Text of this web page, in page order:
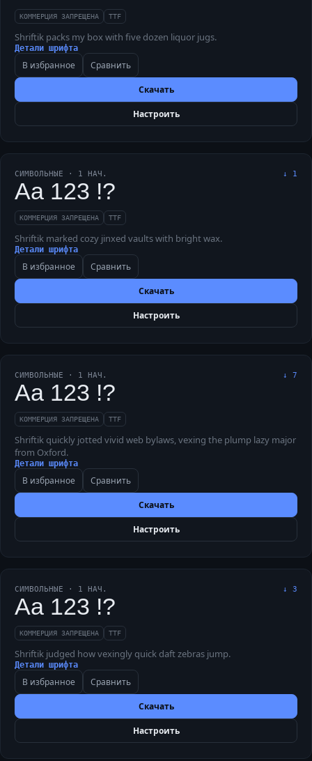
КОММЕРЦИЯ ЗАПРЕЩЕНА TTF
Shriftik packs my box with five dozen liquor jugs.
Детали шрифта
В избранное Сравнить
Скачать
Настроить
СИМВОЛЬНЫЕ · 1 НАЧ. ↓ 1
Aa 123 !?
КОММЕРЦИЯ ЗАПРЕЩЕНА TTF
Shriftik marked cozy jinxed vaults with bright wax.
Детали шрифта
В избранное Сравнить
Скачать
Настроить
СИМВОЛЬНЫЕ · 1 НАЧ. ↓ 7
Aa 123 !?
КОММЕРЦИЯ ЗАПРЕЩЕНА TTF
Shriftik quickly jotted vivid web bylaws, vexing the plump lazy major
from Oxford.
Детали шрифта
В избранное Сравнить
Скачать
Настроить
СИМВОЛЬНЫЕ · 1 НАЧ. ↓ 3
Aa 123 !?
КОММЕРЦИЯ ЗАПРЕЩЕНА TTF
Shriftik judged how vexingly quick daft zebras jump.
Детали шрифта
В избранное Сравнить
Скачать
Настроить